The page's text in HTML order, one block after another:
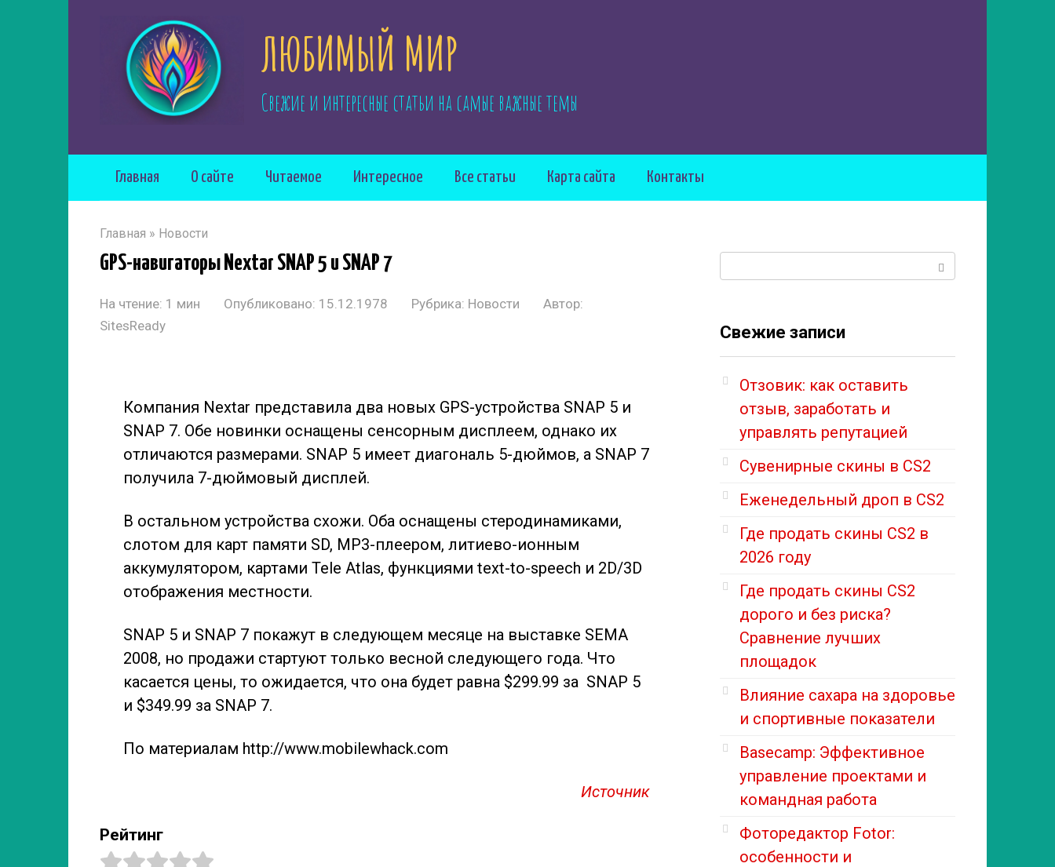
ЛЮБИМЫЙ МИР
Свежие и интересные статьи на самые важные темы
Главная О сайте Читаемое Интересное Все статьи Карта сайта Контакты
Главная » Новости
GPS-навигаторы Nextar SNAP 5 и SNAP 7
На чтение: 1 мин Опубликовано: 15.12.1978 Рубрика: Новости
Автор:
SitesReady
Компания Nextar представила два новых GPS-устройства SNAP 5 и
SNAP 7. Обе новинки оснащены сенсорным дисплеем, однако их
отличаются размерами. SNAP 5 имеет диагональ 5-дюймов, а SNAP 7
получила 7-дюймовый дисплей.
В остальном устройства схожи. Оба оснащены стеродинамиками,
слотом для карт памяти SD, MP3-плеером, литиево-ионным
аккумулятором, картами Tele Atlas, функциями text-to-speech и 2D/3D
отображения местности.
SNAP 5 и SNAP 7 покажут в следующем месяце на выставке SEMA
2008, но продажи стартуют только весной следующего года. Что
касается цены, то ожидается, что она будет равна $299.99 за SNAP 5
и $349.99 за SNAP 7.
По материалам http://www.mobilewhack.com
Источник
Рейтинг
Свежие записи
Отзовик: как оставить
отзыв, заработать и
управлять репутацией
Сувенирные скины в CS2
Еженедельный дроп в CS2
Где продать скины CS2 в
2026 году
Где продать скины CS2
дорого и без риска?
Сравнение лучших
площадок
Влияние сахара на здоровье
и спортивные показатели
Basecamp: Эффективное
управление проектами и
командная работа
Фоторедактор Fotor:
особенности и